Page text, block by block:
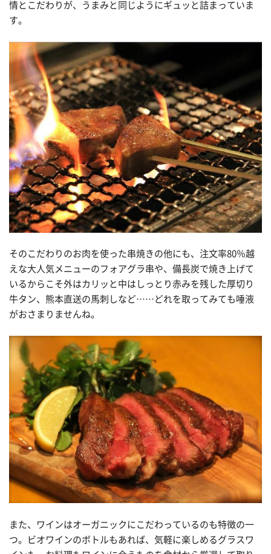
情とこだわりが、うまみと同じようにギュッと詰まっていま
す。
そのこだわりのお肉を使った串焼きの他にも、注文率80％越
えな大人気メニューのフォアグラ串や、備長炭で焼き上げて
いるからこそ外はカリッと中はしっとり赤みを残した厚切り
牛タン、熊本直送の馬刺しなど……どれを取ってみても唾液
がおさまりませんね。
また、ワインはオーガニックにこだわっているのも特徴の一
つ。ビオワインのボトルもあれば、気軽に楽しめるグラスワ